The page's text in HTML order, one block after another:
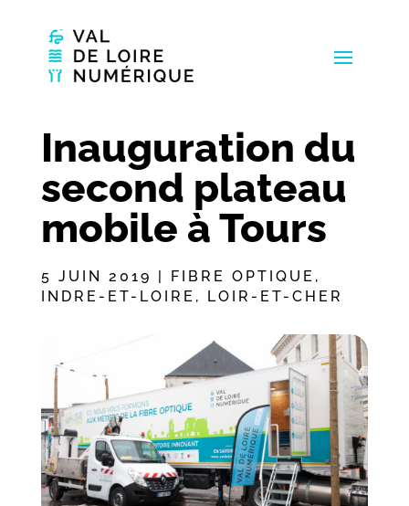
Inauguration du
second plateau
mobile à Tours
5 JUIN 2019 | FIBRE OPTIQUE ,
INDRE-ET-LOIRE , LOIR-ET-CHER